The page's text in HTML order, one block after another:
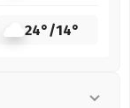
24°/14°